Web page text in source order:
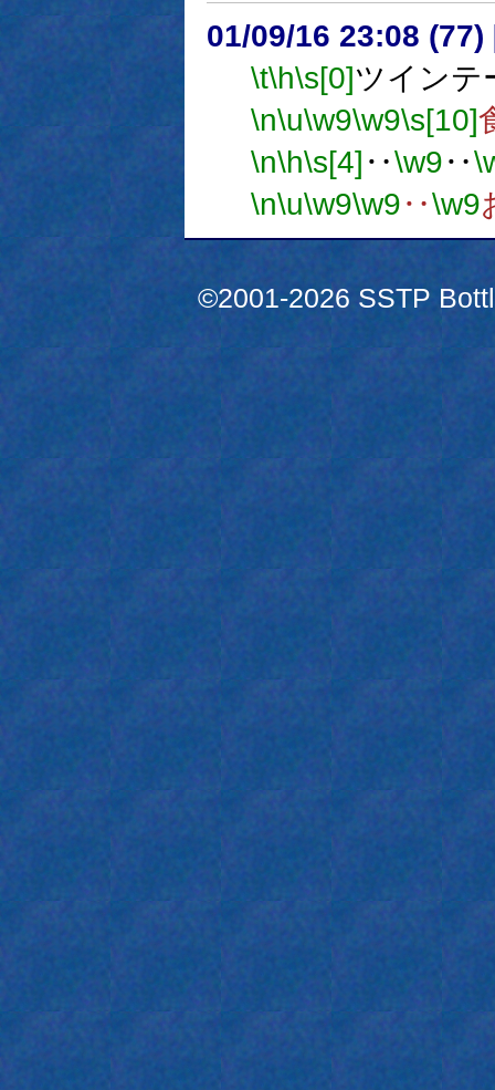
01/09/16 23:08 (77)
\t\h\s[0]ツインテ
\n\u\w9\w9\s[10]
\n\h\s[4] ‥\w9‥
\n\u\w9\w9‥\w9
©2001-2026 SSTP